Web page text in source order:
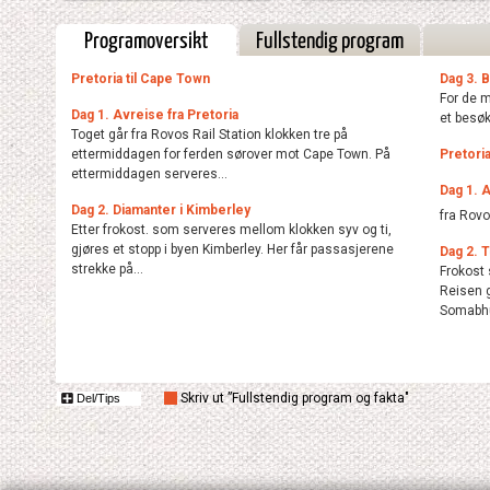
Programoversikt Fullstendig program
Pretoria til Cape Town
Dag 1. Avreise fra Pretoria
Toget går fra Rovos Rail Station klokken tre på
ettermiddagen for ferden sørover mot Cape Town. På
ettermiddagen serveres...
Dag 2. Diamanter i Kimberley
Etter frokost. som serveres mellom klokken syv og ti,
gjøres et stopp i byen Kimberley. Her får passasjerene
strekke på...
Dag 3.
For de
et
Dag 1.
fra
Dag 2.
Frokost
Reisen
Del/Tips Skriv ut ”Fullstendig program og fakta"